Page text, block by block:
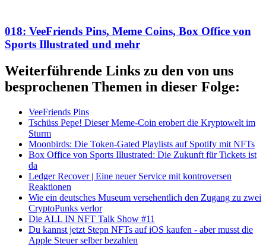
018: VeeFriends Pins, Meme Coins, Box Office von
Sports Illustrated und mehr
Weiterführende Links zu den von uns
besprochenen Themen in dieser Folge:
VeeFriends Pins
Tschüss Pepe! Dieser Meme-Coin erobert die Kryptowelt im
Sturm
Moonbirds: Die Token-Gated Playlists auf Spotify mit NFTs
Box Office von Sports Illustrated: Die Zukunft für Tickets ist
da
Ledger Recover | Eine neuer Service mit kontroversen
Reaktionen
Wie ein deutsches Museum versehentlich den Zugang zu zwei
CryptoPunks verlor
Die ALL IN NFT Talk Show #11
Du kannst jetzt Stepn NFTs auf iOS kaufen - aber musst die
Apple Steuer selber bezahlen